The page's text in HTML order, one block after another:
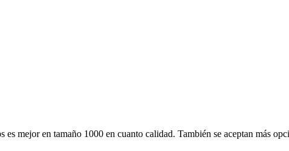
mejor en tamaño 1000 en cuanto calidad. También se aceptan más